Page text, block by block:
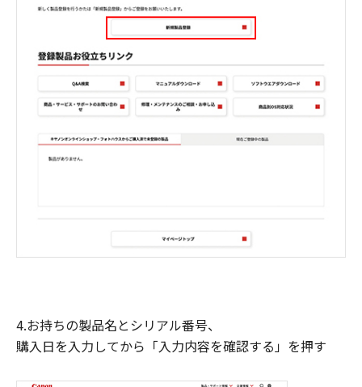
4.お持ちの製品名とシリアル番号、
購入日を入力してから「入力内容を確認する」を押す